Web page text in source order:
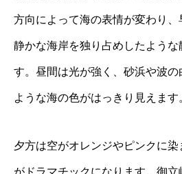
方向によって海の表情が変わり、
静かな海岸を独り占めしたような
す。昼間は光が強く、砂浜や波
ような海の色がはっきり見えます
夕方は空がオレンジやピンクに
がドラマチックになります。御